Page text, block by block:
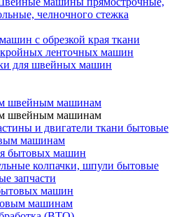
челночного стежка
с обрезкой края ткани
ленточных машин
для швейных машин
швейным машинам
швейным машинам
и двигатели ткани бытовые
машинам
бытовых машин
колпачки, шпули бытовые
запчасти
машин
машинам